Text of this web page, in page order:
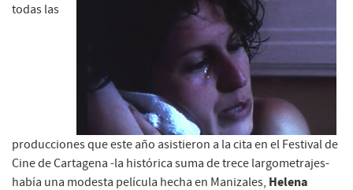
todas las
producciones que este año asistieron a la cita en el Festival de
Cine de Cartagena -la histórica suma de trece largometrajes-
había una modesta película hecha en Manizales, Helena